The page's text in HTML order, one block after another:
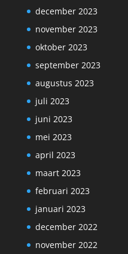
december 2023
november 2023
oktober 2023
september 2023
augustus 2023
juli 2023
juni 2023
mei 2023
april 2023
maart 2023
februari 2023
januari 2023
december 2022
november 2022